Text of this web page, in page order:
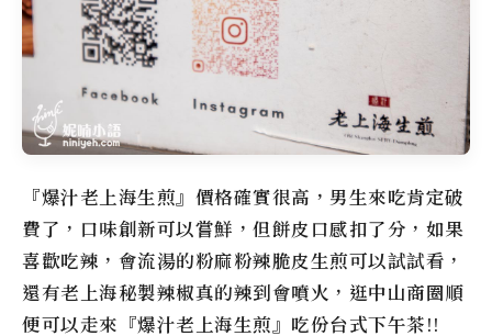
『爆汁老上海生煎』價格確實很高，男生來吃肯定破
費了，口味創新可以嘗鮮，但餅皮口感扣了分，如果
喜歡吃辣，會流湯的粉麻粉辣脆皮生煎可以試試看，
還有老上海秘製辣椒真的辣到會噴火，逛中山商圈順
便可以走來『爆汁老上海生煎』吃份台式下午茶!!